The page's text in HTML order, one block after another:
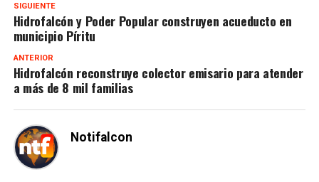
SIGUIENTE
Hidrofalcón y Poder Popular construyen acueducto en
municipio Píritu
ANTERIOR
Hidrofalcón reconstruye colector emisario para atender
a más de 8 mil familias
Notifalcon